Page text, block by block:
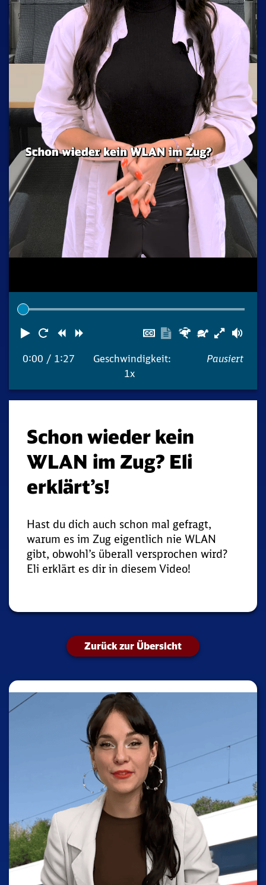
Abspielen
Neustart
Zurück
Untertitel
Transkription
Schneller
0:00 / 1:27
Geschwindigkeit:
1x
Pausiert
Schon wieder kein
WLAN im Zug? Eli
erklärt’s!
Hast du dich auch schon mal gefragt,
warum es im Zug eigentlich nie WLAN
gibt, obwohl’s überall versprochen wird?
Eli erklärt es dir in diesem Video!
Zurück zur Übersicht